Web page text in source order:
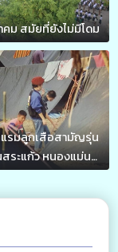
คม สมัยที่ยังไม่มีโดม
แรมลูกเสือสามัญรุ่น
ระแก้ว หนองแม่นา
เก่าๆมาเล่าสู่กัน)